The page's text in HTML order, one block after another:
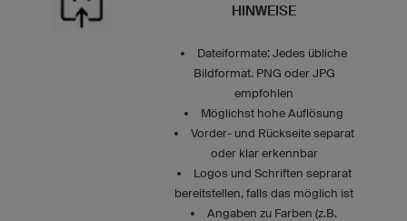
HINWEISE
Dateiformate: Jedes übliche
Bildformat. PNG oder JPG
empfohlen
Möglichst hohe Auflösung
Vorder- und Rückseite separat
oder klar erkennbar
Logos und Schriften seprarat
bereitstellen, falls das möglich ist
Angaben zu Farben (z.B.